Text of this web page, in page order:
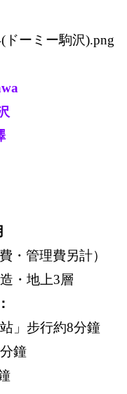
・管理費另計）
・地上3層
」步行約8分鐘
鐘